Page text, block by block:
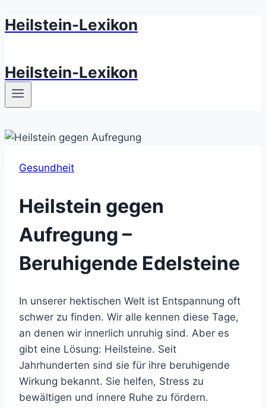
Zum
Heilstein-Lexikon
Heilstein-Lexikon
Gesundheit
Heilstein gegen
Aufregung –
Beruhigende Edelsteine
In unserer hektischen Welt ist Entspannung oft
schwer zu finden. Wir alle kennen diese Tage,
an denen wir innerlich unruhig sind. Aber es
gibt eine Lösung: Heilsteine. Seit
Jahrhunderten sind sie für ihre beruhigende
Wirkung bekannt. Sie helfen, Stress zu
bewältigen und innere Ruhe zu fördern.